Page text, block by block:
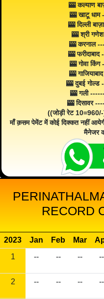
🎰 कल्याण
🎰 खाटू
🎰 दिल्ली
🎰 श्री
🎰 करनाल
🎰
🎰 गोवा
🎰
🎰 दुबई
🎰 गली
🎰 दिसावर
((जोड़ी रेट
माँ क़सम पेमेंट में कोई दिक्कत नहीं
मैनेजर
RECORD
2023 Jan Feb Mar
1
-- -- -- --
2 -- -- -- --